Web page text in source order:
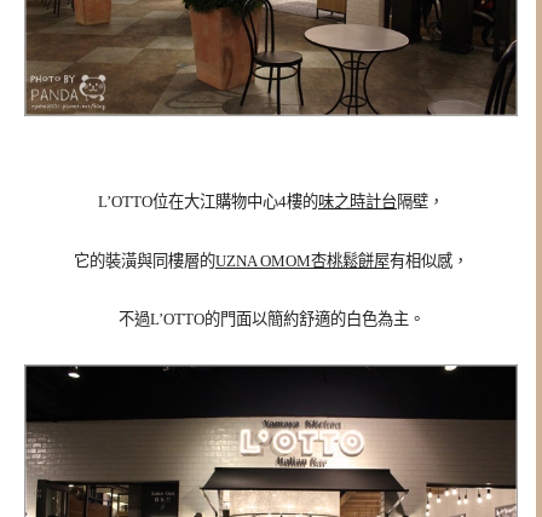
L’OTTO位在大江購物中心4樓的味之時計台隔壁，
它的裝潢與同樓層的UZNA OMOM杏桃鬆餅屋有相似感，
不過L’OTTO的門面以簡約舒適的白色為主。